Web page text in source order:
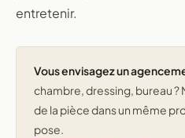
entretenir.
Vous envisagez un
chambre, dressing, bureau ?
de la pièce dans un même
pose.